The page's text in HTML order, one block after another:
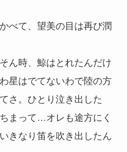
べて、望美の目は再び潤
ん時、鯨はとれたんだけ
星はでてないわで陸の方
さ。ひとり泣き出した
まって…オレも途方にく
きなり笛を吹き出したん